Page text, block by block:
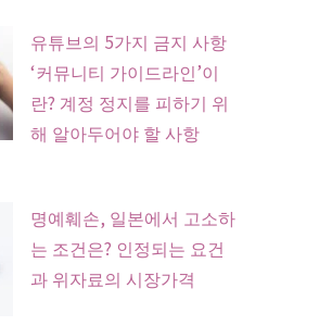
유튜브의 5가지 금지 사항
‘커뮤니티 가이드라인’이
란? 계정 정지를 피하기 위
해 알아두어야 할 사항
명예훼손, 일본에서 고소하
는 조건은? 인정되는 요건
과 위자료의 시장가격